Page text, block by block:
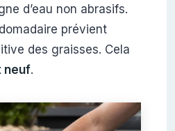
d’eau non abrasifs.
prévient
des graisses. Cela
neuf.